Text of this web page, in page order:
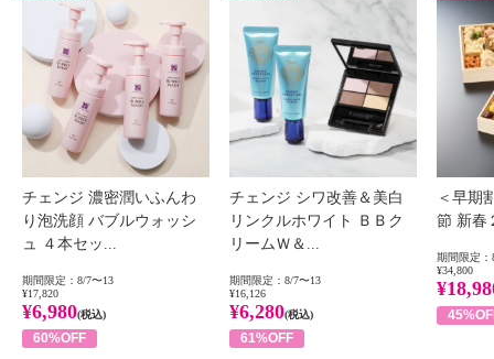
チェンジ 濃密潤いふんわ
り泡洗顔 バブルウォッシ
ュ ４本セッ...
期間限定：8/7〜13
¥17,820
¥6,980(税込)
60%OFF
チェンジ シワ改善＆美白
リンクルホワイト ＢＢク
リームＷ＆...
期間限定：8/7〜13
¥16,126
¥6,280(税込)
61%OFF
＜早期
節 新春
期間限定：
¥34,800